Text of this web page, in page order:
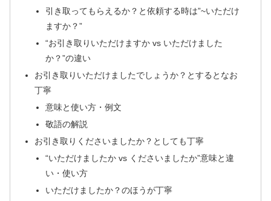
引き取ってもらえるか？と依頼する時は”~いただけ
ますか？”
“お引き取りいただけますか vs いただけました
か？”の違い
お引き取りいただけましたでしょうか？とするとなお
丁寧
意味と使い方・例文
敬語の解説
お引き取りくださいましたか？としても丁寧
“いただけましたか vs くださいましたか”意味と違
い・使い方
いただけましたか？のほうが丁寧